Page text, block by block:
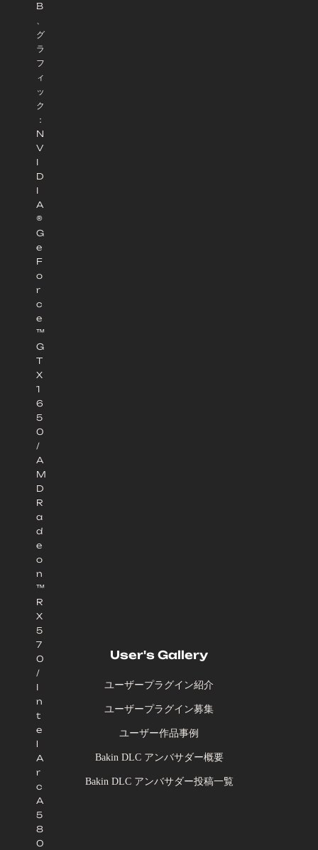
B
、
グ
ラ
フ
ィ
ッ
ク
：
N
V
I
D
I
A
®
G
e
F
o
r
c
e
™
G
T
X
1
6
5
0
/
A
M
D
R
a
d
e
o
n
™
R
X
5
7
0
/
I
n
t
e
l
A
r
c
A
5
8
0
User's Gallery
ユーザープラグイン紹介
ユーザープラグイン募集
ユーザー作品事例
Bakin DLC アンバサダー概要
Bakin DLC アンバサダー投稿一覧